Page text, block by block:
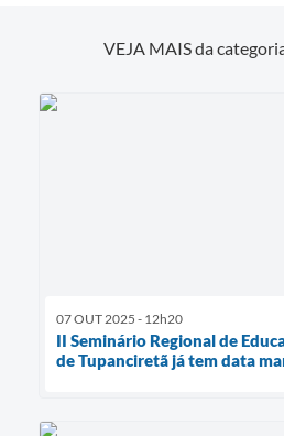
VEJA MAIS da
07 OUT 2025 - 12h20
II Seminário Regional de
de Tupanciretã já tem data